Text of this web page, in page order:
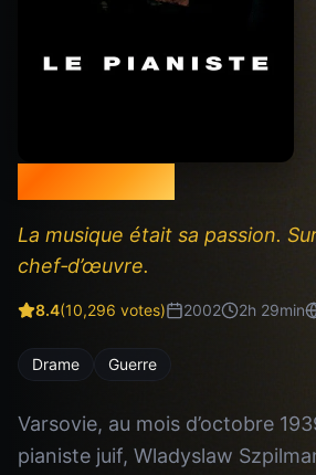
La musique était sa passion.
chef‐d’œuvre.
8.4(10,296 votes) 2002 2h 29min
Drame Guerre
Varsovie, au mois d’octobre
pianiste juif, Wladyslaw